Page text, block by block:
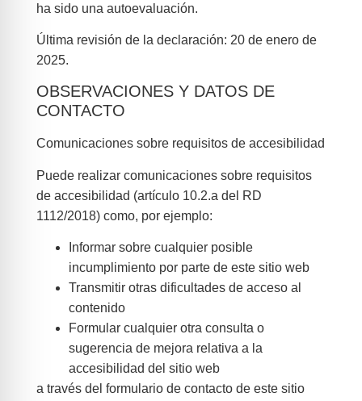
ha sido una autoevaluación.
Última revisión de la declaración: 20 de enero de
2025.
OBSERVACIONES Y DATOS DE
CONTACTO
Comunicaciones sobre requisitos de accesibilidad
Puede realizar comunicaciones sobre requisitos
de accesibilidad (artículo 10.2.a del RD
1112/2018) como, por ejemplo:
Informar sobre cualquier posible
incumplimiento por parte de este sitio web
Transmitir otras dificultades de acceso al
contenido
Formular cualquier otra consulta o
sugerencia de mejora relativa a la
accesibilidad del sitio web
a través del formulario de contacto de este sitio